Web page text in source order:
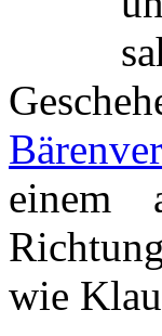
einem
wie